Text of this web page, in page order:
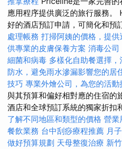
應用程序提供廣泛的旅行服務
好的酒店預訂申請，可簡化和預
處理帳務 打掃阿姨的價格，提供
供專業的皮膚保養方案 消毒公司
細菌和病毒 多樣化自助餐選擇
防水，避免雨水滲漏影響您的居
技巧 專業外燴公司，為您的活
與其預算和偏好相對應的住宿的
酒店和全球預訂系統的獨家折扣
了解不同地區和類型的價格 營業
餐飲業務 台中刮痧療程推薦 月
做好預算規劃 天母整復治療 新